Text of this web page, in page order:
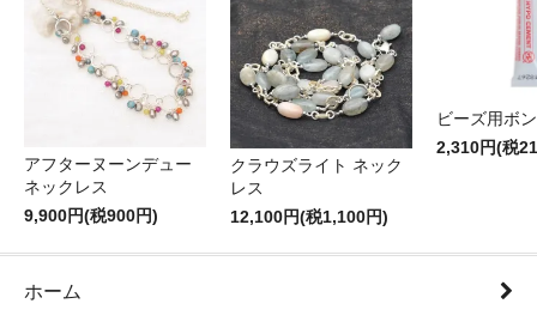
アフターヌーンデュー
ネックレス
9,900円(税900円)
クラウズライト ネック
レス
12,100円(税1,100円)
ビーズ用ボ
2,310円(税
ホーム